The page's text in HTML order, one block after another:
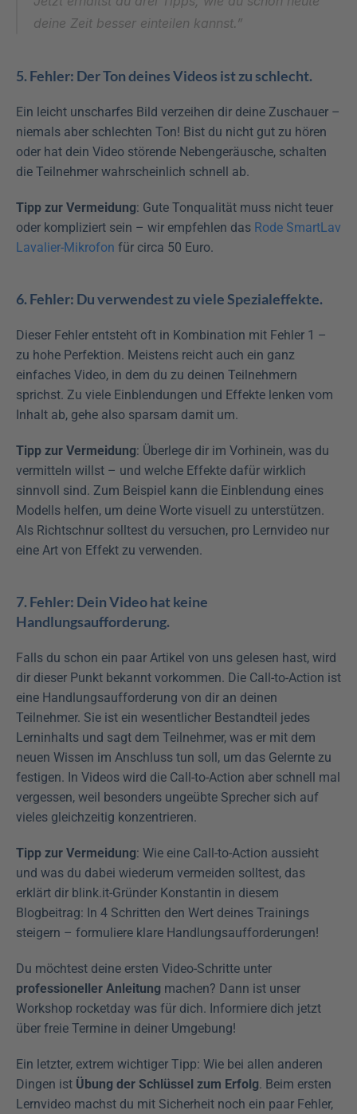
deine Zeit besser einteilen kannst.”
5. Fehler: Der Ton deines Videos ist zu schlecht.
Ein leicht unscharfes Bild verzeihen dir deine Zuschauer –
niemals aber schlechten Ton! Bist du nicht gut zu hören
oder hat dein Video störende Nebengeräusche, schalten
die Teilnehmer wahrscheinlich schnell ab.
Tipp zur Vermeidung: Gute Tonqualität muss nicht teuer
oder kompliziert sein – wir empfehlen das Rode SmartLav
Lavalier-Mikrofon für circa 50 Euro.
6. Fehler: Du verwendest zu viele Spezialeffekte.
Dieser Fehler entsteht oft in Kombination mit Fehler 1 –
zu hohe Perfektion. Meistens reicht auch ein ganz
einfaches Video, in dem du zu deinen Teilnehmern
sprichst. Zu viele Einblendungen und Effekte lenken vom
Inhalt ab, gehe also sparsam damit um.
Tipp zur Vermeidung: Überlege dir im Vorhinein, was du
vermitteln willst – und welche Effekte dafür wirklich
sinnvoll sind. Zum Beispiel kann die Einblendung eines
Modells helfen, um deine Worte visuell zu unterstützen.
Als Richtschnur solltest du versuchen, pro Lernvideo nur
eine Art von Effekt zu verwenden.
7. Fehler: Dein Video hat keine
Handlungsaufforderung.
Falls du schon ein paar Artikel von uns gelesen hast, wird
dir dieser Punkt bekannt vorkommen. Die Call-to-Action ist
eine Handlungsaufforderung von dir an deinen
Teilnehmer. Sie ist ein wesentlicher Bestandteil jedes
Lerninhalts und sagt dem Teilnehmer, was er mit dem
neuen Wissen im Anschluss tun soll, um das Gelernte zu
festigen. In Videos wird die Call-to-Action aber schnell mal
vergessen, weil besonders ungeübte Sprecher sich auf
vieles gleichzeitig konzentrieren.
Tipp zur Vermeidung: Wie eine Call-to-Action aussieht
und was du dabei wiederum vermeiden solltest, das
erklärt dir blink.it-Gründer Konstantin in diesem
Blogbeitrag: In 4 Schritten den Wert deines Trainings
steigern – formuliere klare Handlungsaufforderungen!
professioneller Anleitung machen? Dann ist unser
Workshop rocketday was für dich. Informiere dich jetzt
über freie Termine in deiner Umgebung!
Ein letzter, extrem wichtiger Tipp: Wie bei allen anderen
Dingen ist Übung der Schlüssel zum Erfolg. Beim ersten
Lernvideo machst du mit Sicherheit noch ein paar Fehler,